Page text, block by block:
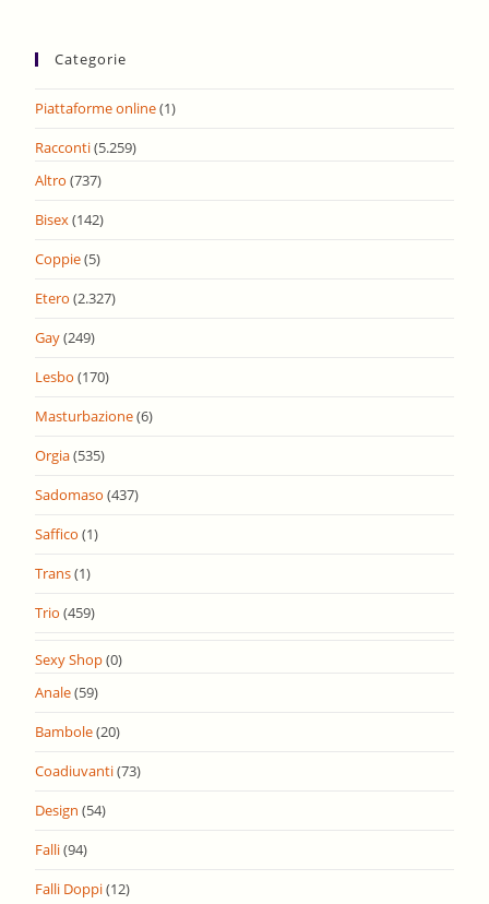
Categorie
Piattaforme online(1)
Racconti(5.259)
Altro (737)
Bisex(142)
Coppie(5)
Etero (2.327)
Gay(249)
Lesbo (170)
Masturbazione(6)
Orgia(535)
Sadomaso (437)
Saffico (1)
Trans(1)
Trio (459)
Sexy Shop(0)
Anale(59)
Bambole(20)
Coadiuvanti(73)
Design (54)
Falli(94)
Falli Doppi(12)